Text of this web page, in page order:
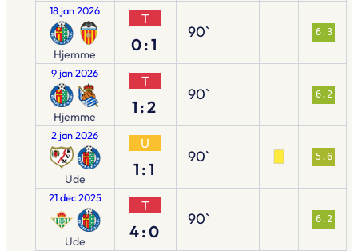
18 jan 2026
Hjemme
T
0:1
90` 6.3
9 jan 2026
Hjemme
T
1:2
90` 6.2
2 jan 2026
Ude
U
1:1
90` 5.6
21 dec 2025
Ude
T
4:0
90` 6.2